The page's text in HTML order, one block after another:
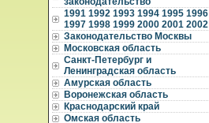
1991 1992 1993 1994 1995 1996
1997 1998 1999 2000 2001 2002
Законодательство Москвы
Московская область
Санкт-Петербург и
Ленинградская область
Амурская область
Воронежская область
Краснодарский край
Омская область